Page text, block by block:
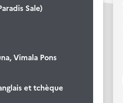
Sale)
Vimala Pons
et tchèque